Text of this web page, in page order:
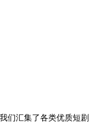
们汇集了各类优质短